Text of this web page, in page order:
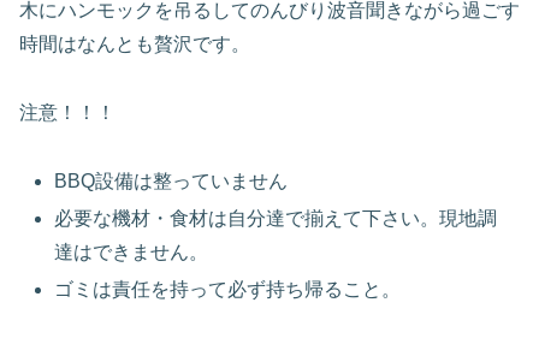
木にハンモックを吊るしてのんびり波音聞きながら過ごす
時間はなんとも贅沢です。
注意！！！
BBQ設備は整っていません
必要な機材・食材は自分達で揃えて下さい。現地調
達はできません。
ゴミは責任を持って必ず持ち帰ること。